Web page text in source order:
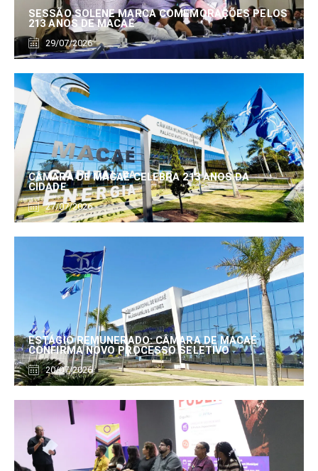
SESSÃO SOLENE MARCA COMEMORAÇÕES PELOS
213 ANOS DE MACAÉ
29/07/2026
CÂMARA DE MACAÉ CELEBRA 213 ANOS DA
CIDADE
27/07/2026
ESTÁGIO REMUNERADO: CÂMARA DE MACAÉ
CONFIRMA NOVO PROCESSO SELETIVO
20/07/2026